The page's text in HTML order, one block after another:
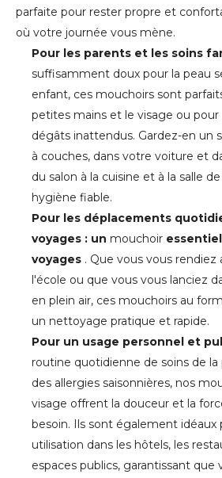
Certifications ISO, IAF, KNA
parfaite pour rester propre et
où votre journée vous mène.
Pour les parents et les soins
suffisamment doux pour la peau
enfant, ces mouchoirs sont
petites mains et le visage ou
dégâts inattendus. Gardez-en un
à couches, dans votre voiture et
du salon à la cuisine et à la salle
hygiène fiable.
Pour les déplacements
voyages : un mouchoir
voyages . Que vous vous rendiez
l'école ou que vous vous lanciez
en plein air, ces mouchoirs au
un nettoyage pratique et rapide.
Pour un usage personnel et
routine quotidienne de soins de la
des allergies saisonnières, nos
visage offrent la douceur et la
besoin. Ils sont également idéaux
utilisation dans les hôtels, les
espaces publics, garantissant que